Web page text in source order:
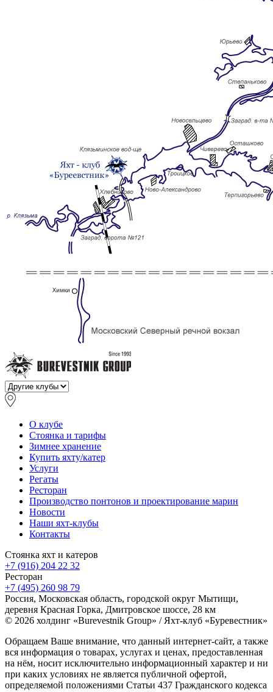
О клубе
Стоянка и тарифы
Зимнее хранение
Купить яхту/катер
Услуги
Регаты
Ресторан
Производство понтонов и проектирование марин
Новости
Наши яхт-клубы
Контакты
Стоянка яхт и катеров
+7 (916) 204 22 32
Ресторан
+7 (495) 260 98 79
Россия, Московская область, городской округ Мытищи,
деревня Красная Горка, Дмитровское шоссе, 28 км
© 2026 холдинг «Burevestnik Group» / Яхт-клуб «Буревестник»
Обращаем Ваше внимание, что данный интернет-сайт, а также
вся информация о товарах, услугах и ценах, предоставленная
на нём, носит исключительно информационный характер и ни
при каких условиях не является публичной офертой,
определяемой положениями Статьи 437 Гражданского кодекса